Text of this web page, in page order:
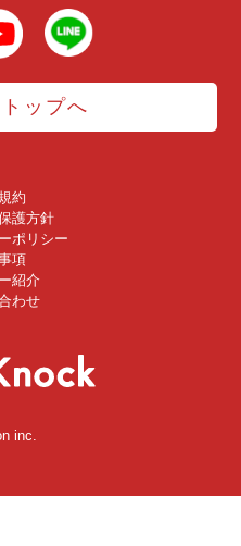
ップへ
約
護方針
ポリシー
項
紹介
わせ
inc.